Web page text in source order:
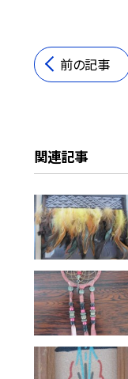
前の記事
関連記事